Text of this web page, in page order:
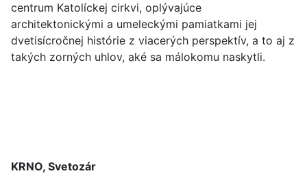
centrum Katolíckej cirkvi, oplývajúce
architektonickými a umeleckými pamiatkami jej
dvetisícročnej histórie z viacerých perspektív, a to aj z
takých zorných uhlov, aké sa málokomu naskytli.
KRNO, Svetozár